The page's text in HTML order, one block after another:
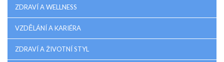
ZDRAVÍ A WELLNESS
VZDĚLÁNÍ A KARIÉRA
ZDRAVÍ A ŽIVOTNÍ STYL